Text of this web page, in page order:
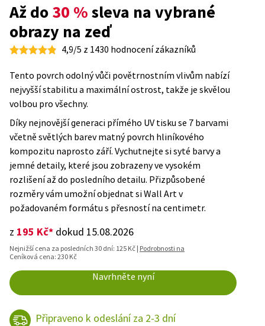
Až do30 %sleva na vybrané
obrazy na zeď
4,9/5 z 1430 hodnocení zákazníků
Tento povrch odolný vůči povětrnostním vlivům nabízí
nejvyšší stabilitu a maximální ostrost, takže je skvělou
volbou pro všechny.
Díky nejnovější generaci přímého UV tisku se 7 barvami
včetně světlých barev matný povrch hliníkového
kompozitu naprosto září. Vychutnejte si syté barvy a
jemné detaily, které jsou zobrazeny ve vysokém
rozlišení až do posledního detailu. Přizpůsobené
rozměry vám umožní objednat si Wall Art v
požadovaném formátu s přesností na centimetr.
z 195 Kč* dokud 15.08.2026
Nejnižší cena za posledních 30 dní: 125 Kč | Podrobnosti na
Ceníková cena: 230 Kč
Navrhněte nyní
Připraveno k odeslání za 2-3 dní